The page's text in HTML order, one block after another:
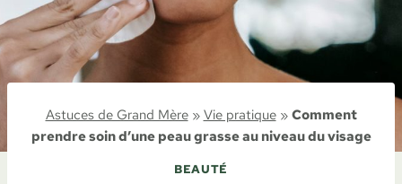
Astuces de Grand Mère»Vie pratique»Comment
prendre soin d’une peau grasse au niveau du visage
BEAUTÉ